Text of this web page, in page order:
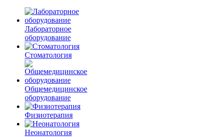
Лабораторное
оборудование
Стоматология
Общемедицинское
оборудование
Физиотерапия
Неонатология